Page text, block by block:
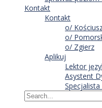
Kontakt
Kontakt
o/
o/
o/ Zgierz
Aplikuj
Lektor
Asystent